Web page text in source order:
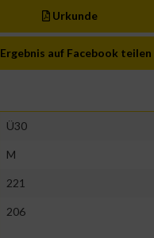
Urkunde
Ergebnis auf Facebook teilen
Ü30
M
221
206